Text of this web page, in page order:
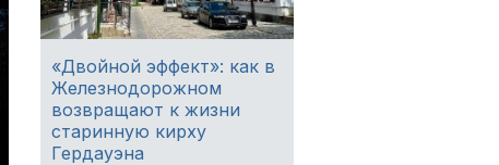
«Двойной эффект»: как в
Железнодорожном
возвращают к жизни
старинную кирху
Гердауэна